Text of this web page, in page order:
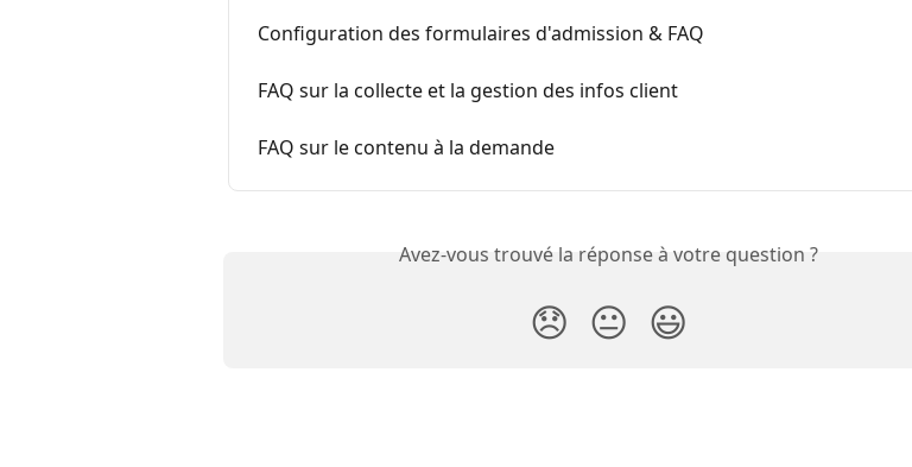
Configuration des formulaires d'admission & FAQ
FAQ sur la collecte et la gestion des infos client
FAQ sur le contenu à la demande
Avez-vous trouvé la réponse à votre question ?
😞 😐 😃